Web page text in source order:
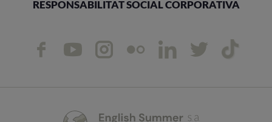
RESPONSABILITAT SOCIAL CORPORATIVA